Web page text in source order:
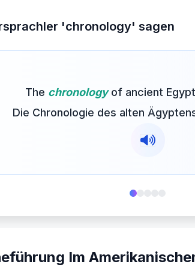
'chronology' sagen
The chronologyof ancient
Die Chronologie des alten
Im